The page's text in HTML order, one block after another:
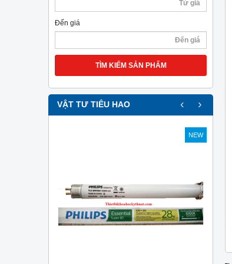
Đến giá
TÌM KIẾM SẢN PHẨM
VẬT TƯ TIÊU HAO
NEW
‹ ›